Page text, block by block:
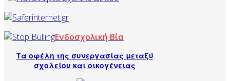
Ενδοσχολική Βία
Τα οφέλη της συνεργασίας μεταξύ
σχολείου και οικογένειας